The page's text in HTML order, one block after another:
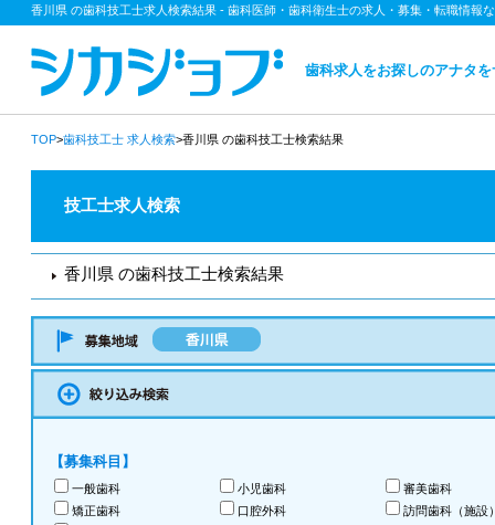
香川県 の歯科技工士求人検索結果 - 歯科医師・歯科衛生士の求人・募集・転職情報
歯科求人をお探しのアナタ
TOP>歯科技工士求人検索>香川県 の歯科技工士検索結果
技工士求人検索
香川県 の歯科技工士検索結果
【募集科目】
一般歯科 小児歯科
審美歯科
矯正歯科
口腔外科
訪問歯科（施設